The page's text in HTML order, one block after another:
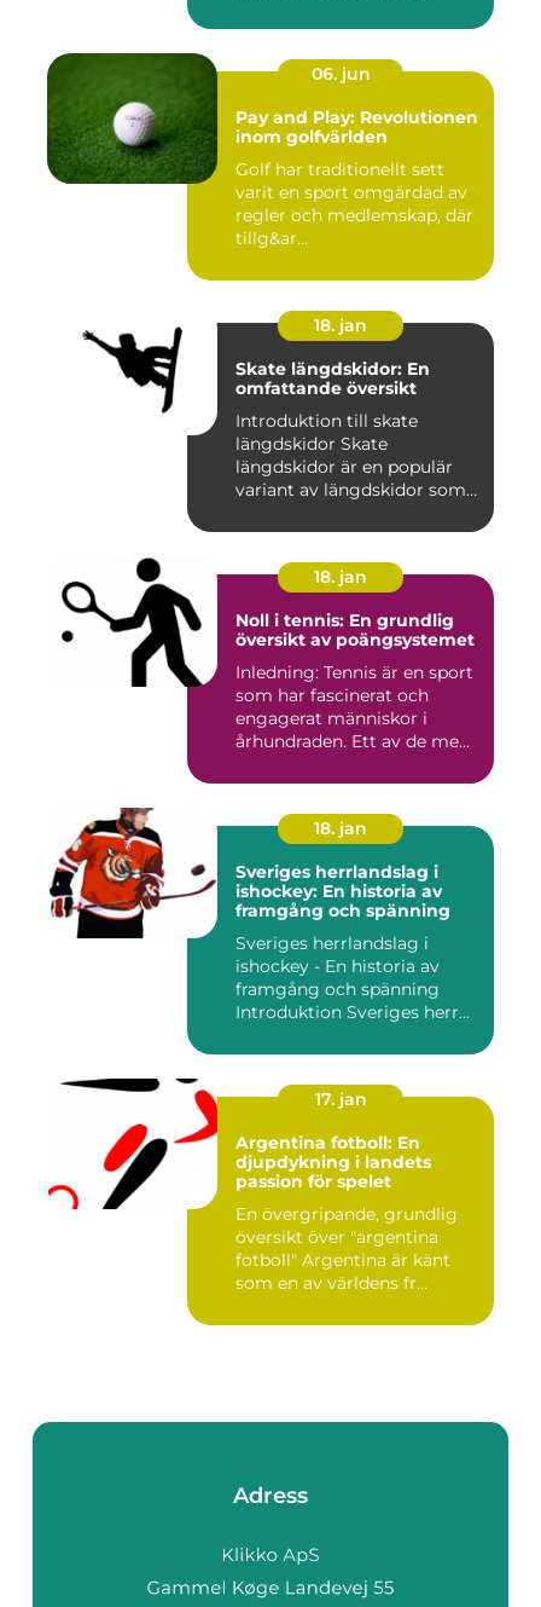
06. jun
Pay and Play: Revolutionen
inom golfvärlden
Golf har traditionellt sett
varit en sport omgärdad av
regler och medlemskap, där
tillg&ar...
18. jan
Skate längdskidor: En
omfattande översikt
Introduktion till skate
längdskidor Skate
längdskidor är en populär
variant av längdskidor som
18. jan
Noll i tennis: En grundlig
översikt av poängsystemet
Inledning: Tennis är en sport
som har fascinerat och
engagerat människor i
århundraden. Ett av de me...
18. jan
Sveriges herrlandslag i
ishockey: En historia av
framgång och spänning
Sveriges herrlandslag i
ishockey - En historia av
framgång och spänning
Introduktion Sveriges herr...
17. jan
Argentina fotboll: En
djupdykning i landets
passion för spelet
En övergripande, grundlig
översikt över "argentina
fotboll" Argentina är känt
som en av världens fr...
Adress